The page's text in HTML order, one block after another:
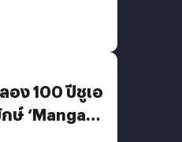
อง 100 ปีชูเอ
ษ์ ‘Manga